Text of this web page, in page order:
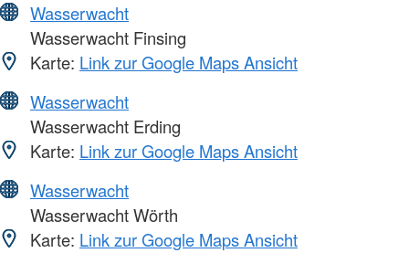
Wasserwacht
Wasserwacht Finsing
Karte: Link zur Google Maps Ansicht
Wasserwacht
Wasserwacht Erding
Karte: Link zur Google Maps Ansicht
Wasserwacht
Wasserwacht Wörth
Karte: Link zur Google Maps Ansicht